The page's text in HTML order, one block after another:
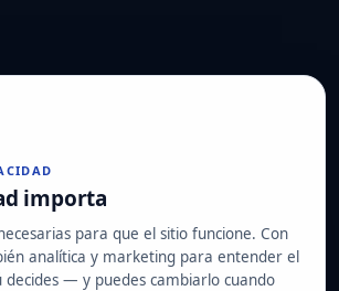
importa
para que el sitio funcione. Con
analítica y marketing para entender el
decides — y puedes cambiarlo cuando
Avenida Juan Caramuel, 1 · Parque
Rozas de Madrid